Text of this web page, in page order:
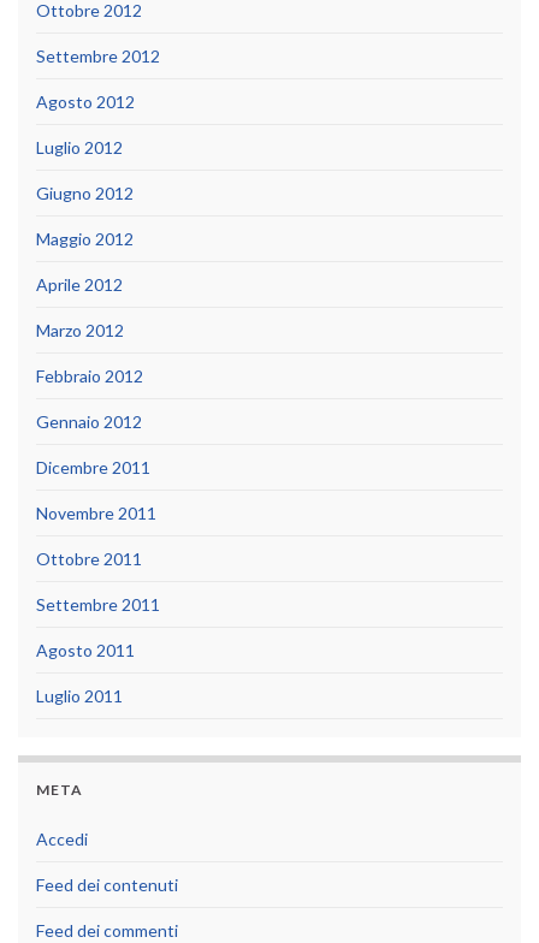
Ottobre 2012
Settembre 2012
Agosto 2012
Luglio 2012
Giugno 2012
Maggio 2012
Aprile 2012
Marzo 2012
Febbraio 2012
Gennaio 2012
Dicembre 2011
Novembre 2011
Ottobre 2011
Settembre 2011
Agosto 2011
Luglio 2011
META
Accedi
Feed dei contenuti
Feed dei commenti